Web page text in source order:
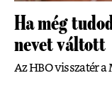
Ha még
nevet váltott
Az HBO visszatér a